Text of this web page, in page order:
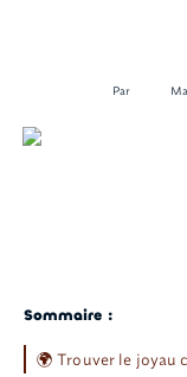
Par
Sommaire :
🌍 Trouver le joyau